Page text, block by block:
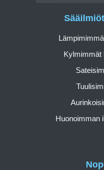
Kylmimmät
Huonoimman